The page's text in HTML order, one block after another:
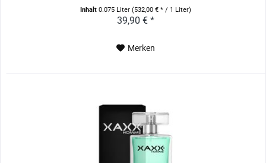
Inhalt0.075 Liter(532,00 € * / 1 Liter)
39,90 € *
Merken